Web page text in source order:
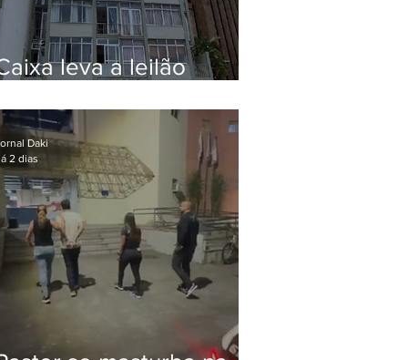
leva a leilão
em Botafogo
Daki
2 dias